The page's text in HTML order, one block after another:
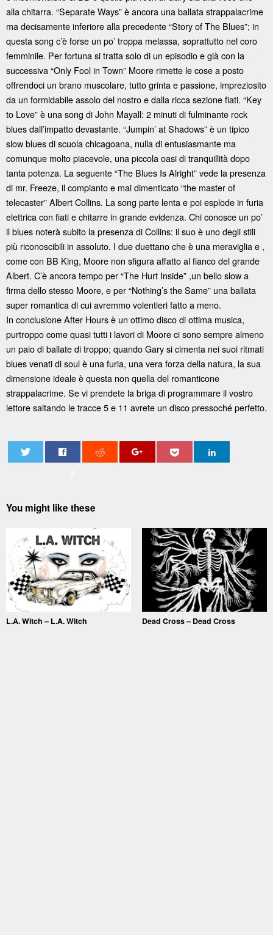
alla chitarra. “Separate Ways” è ancora una ballata strappalacrime
ma decisamente inferiore alla precedente “Story of The Blues”; in
questa song c’è forse un po’ troppa melassa, soprattutto nel coro
femminile. Per fortuna si tratta solo di un episodio e già con la
successiva “Only Fool in Town” Moore rimette le cose a posto
offrendoci un brano muscolare, tutto grinta e passione, impreziosito
da un formidabile assolo del nostro e dalla ricca sezione fiati. “Key
to Love” è una song di John Mayall: 2 minuti di fulminante rock
blues dall’impatto devastante. “Jumpin’ at Shadows” è un tipico
slow blues di scuola chicagoana, nulla di entusiasmante ma
comunque molto piacevole, una piccola oasi di tranquillità dopo
tanta potenza. La seguente “The Blues Is Alright” vede la presenza
di mr. Freeze, il compianto e mai dimenticato “the master of
telecaster” Albert Collins. La song parte lenta e poi esplode in furia
elettrica con fiati e chitarre in grande evidenza. Chi conosce un po’
il blues noterà subito la presenza di Collins: il suo è uno degli stili
più riconoscibili in assoluto. I due duettano che è una meraviglia e ,
come con BB King, Moore non sfigura affatto al fianco del grande
Albert. C’è ancora tempo per “The Hurt Inside” ,un bello slow a
firma dello stesso Moore, e per “Nothing’s the Same” una ballata
super romantica di cui avremmo volentieri fatto a meno.
In conclusione After Hours è un ottimo disco di ottima musica,
purtroppo come quasi tutti i lavori di Moore ci sono sempre almeno
un paio di ballate di troppo; quando Gary si cimenta nei suoi ritmati
blues venati di soul è una furia, una vera forza della natura, la sua
dimensione ideale è questa non quella del romanticone
strappalacrime. Se vi prendete la briga di programmare il vostro
lettore saltando le tracce 5 e 11 avrete un disco pressoché perfetto.
You might like these
L.A. Witch – L.A. Witch Dead Cross – Dead Cross